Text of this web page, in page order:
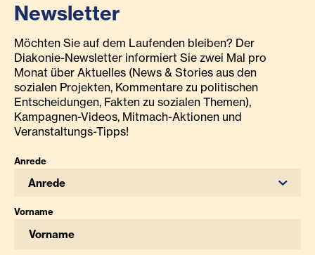
Newsletter
Möchten Sie auf dem Laufenden bleiben? Der
Diakonie-Newsletter informiert Sie zwei Mal pro
Monat über Aktuelles (News & Stories aus den
sozialen Projekten, Kommentare zu politischen
Entscheidungen, Fakten zu sozialen Themen),
Kampagnen-Videos, Mitmach-Aktionen und
Veranstaltungs-Tipps!
Anrede
Anrede
Vorname